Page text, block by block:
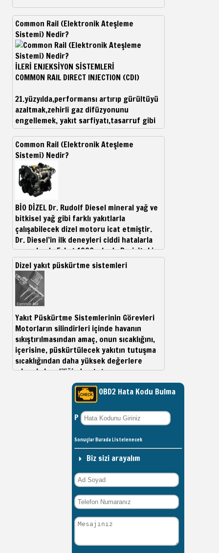
Common Rail (Elektronik Ateşleme
Sistemi) Nedir?
İLERİ ENJEKSİYON SİSTEMLERİ
COMMON RAIL DIRECT INJECTION (CDI)
21.yüzyılda,performansı artırıp gürültüyü
azaltmak,zehirli gaz difüzyonunu
engellemek, yakıt sarfiyatı,tasarruf gibi
beklentiler dizel motorları tara
Common Rail (Elektronik Ateşleme
Sistemi) Nedir?
BİO DİZEL Dr. Rudolf Diesel mineral yağ ve
bitkisel yağ gibi farklı yakıtlarla
çalışabilecek dizel motoru icat etmiştir.
Dr. Diesel’in ilk deneyleri ciddi hatalarla
sonuçlandı. Fakat 1900 yılında Paris’teki
Dünya Sergisinde icat
Dizel yakıt püskürtme sistemleri
Yakıt Püskürtme Sistemlerinin Görevleri
Motorların silindirleri içinde havanın
sıkıştırılmasından amaç, onun sıcaklığını,
içerisine, püskürtülecek yakıtın tutuşma
sıcaklığından daha yüksek değerlere
çıkarak, kendiliğinden tutuşma
OBD2 Hata Kodu Bulma
P
Sonuçlar Burada Listelenecek
Biz sizi arayalım